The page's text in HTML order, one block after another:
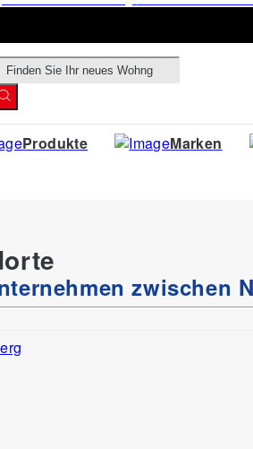
Produkte Marken
zwischen
homechic